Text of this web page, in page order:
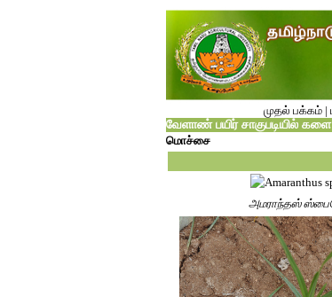
முதல் பக்கம் |
வேளாண் பயிர் சாகுபடியில்
மொச்சை
அமராந்தஸ்